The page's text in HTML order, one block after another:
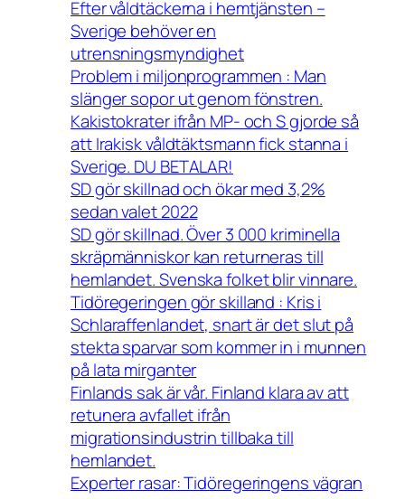
Efter våldtäckerna i hemtjänsten –
Sverige behöver en
utrensningsmyndighet
Problem i miljonprogrammen : Man
slänger sopor ut genom fönstren.
Kakistokrater ifrån MP- och S gjorde så
att Irakisk våldtäktsmann fick stanna i
Sverige. DU BETALAR!
SD gör skillnad och ökar med 3,2%
sedan valet 2022
SD gör skillnad. Över 3 000 kriminella
skräpmänniskor kan returneras till
hemlandet. Svenska folket blir vinnare.
Tidöregeringen gör skilland : Kris i
Schlaraffenlandet, snart är det slut på
stekta sparvar som kommer in i munnen
på lata mirganter
Finlands sak är vår. Finland klara av att
retunera avfallet ifrån
migrationsindustrin tillbaka till
hemlandet.
Experter rasar: Tidöregeringens vägran